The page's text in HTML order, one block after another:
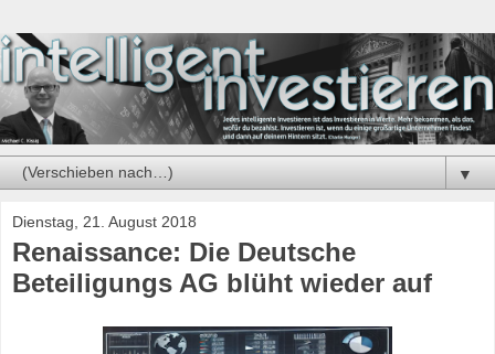
▼
Dienstag, 21. August 2018
Renaissance: Die Deutsche
Beteiligungs AG blüht wieder auf